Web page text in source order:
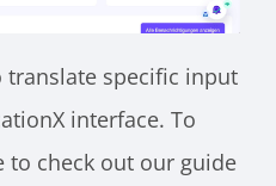
translate specific input
interface. To
to check out our guide